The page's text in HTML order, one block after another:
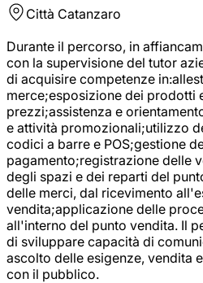
Città Catanzaro
Durante il percorso, in
con la supervisione del tutor
di acquisire competenze
merce;esposizione dei prodotti
prezzi;assistenza e
e attività promozionali;utilizzo
codici a barre e POS;gestione
pagamento;registrazione delle
degli spazi e dei reparti del
delle merci, dal ricevimento
vendita;applicazione delle
all'interno del punto vendita. Il
di sviluppare capacità di
ascolto delle esigenze, vendita
con il pubblico.